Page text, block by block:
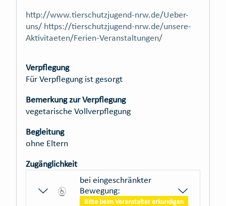
http://www.tierschutzjugend-nrw.de/Ueber-
uns/ https://tierschutzjugend-nrw.de/unsere-
Aktivitaeten/Ferien-Veranstaltungen/
Verpflegung
Für Verpflegung ist gesorgt
Bemerkung zur Verpflegung
vegetarische Vollverpflegung
Begleitung
ohne Eltern
Zugänglichkeit
bei eingeschränkter
Bewegung:
Bitte beim Veranstalter erkundigen